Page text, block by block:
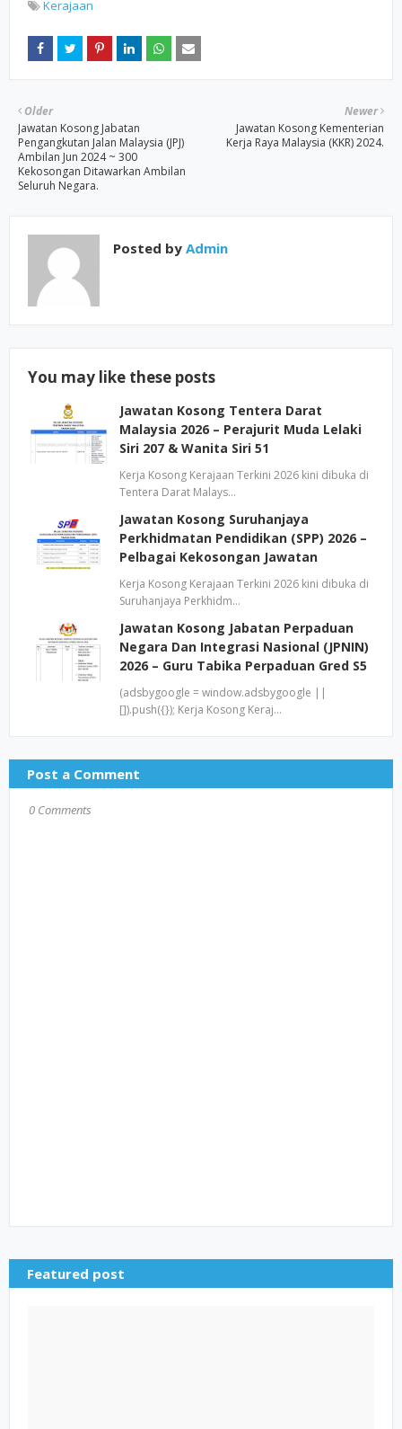
Kerajaan
Newer
Jawatan Kosong Kementerian
Kerja Raya Malaysia (KKR) 2024.
Older
Jawatan Kosong Jabatan
Pengangkutan Jalan Malaysia (JPJ)
Ambilan Jun 2024 ~ 300
Kekosongan Ditawarkan Ambilan
Seluruh Negara.
Posted by Admin
You may like these posts
Jawatan Kosong Tentera Darat
Malaysia 2026 – Perajurit Muda Lelaki
Siri 207 & Wanita Siri 51
Kerja Kosong Kerajaan Terkini 2026 kini dibuka di
Tentera Darat Malays…
Jawatan Kosong Suruhanjaya
Perkhidmatan Pendidikan (SPP) 2026 –
Pelbagai Kekosongan Jawatan
Kerja Kosong Kerajaan Terkini 2026 kini dibuka di
Suruhanjaya Perkhidm…
Jawatan Kosong Jabatan Perpaduan
Negara Dan Integrasi Nasional (JPNIN)
2026 – Guru Tabika Perpaduan Gred S5
(adsbygoogle = window.adsbygoogle ||
[]).push({}); Kerja Kosong Keraj…
Post a Comment
0 Comments
Featured post